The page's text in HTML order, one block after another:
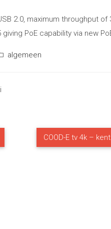
2.0, maximum throughput of
PoE capability via new
algemeen
COOD-E tv 4k –